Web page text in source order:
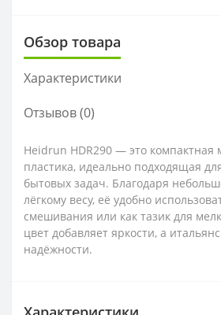
Обзор товара
Характеристики
Отзывов (0)
Heidrun HDR290 — это компактная
пластика, идеально подходящая
бытовых задач. Благодаря
лёгкому весу, её удобно
смешивания или как тазик для
цвет добавляет яркости, а
надёжности.